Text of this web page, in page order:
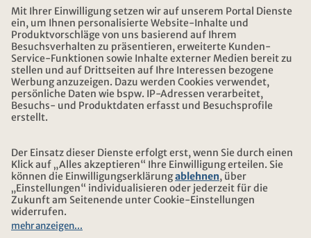
ÖFFNUNGSZEITEN KONTIKI REISEN
DOWNLOAD UND LINKS
ADRESSE
ÜBER KONTIKI
UNSERE PARTNER